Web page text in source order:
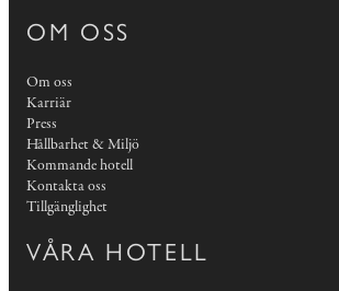
OM OSS
Om oss
Karriär
Press
Hållbarhet & Miljö
Kommande hotell
Kontakta oss
Tillgänglighet
VÅRA HOTELL